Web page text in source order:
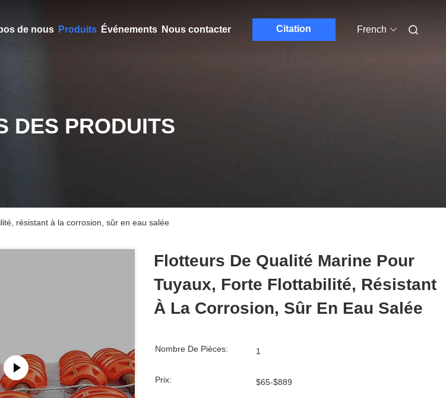
de nous Produits Événements Nous contacter Citation French
DES PRODUITS
résistant à la corrosion, sûr en eau salée
Flotteurs De Qualité Marine Pour
Tuyaux, Forte Flottabilité, Résistant
À La Corrosion, Sûr En Eau Salée
Nombre De Pièces: 1
Prix: $65-$889